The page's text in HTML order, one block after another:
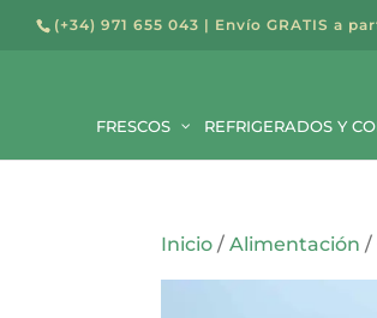
(+34) 971 655 043 | Envío GRATIS a
FRESCOS REFRIGERADOS Y
Inicio /Alimentación /